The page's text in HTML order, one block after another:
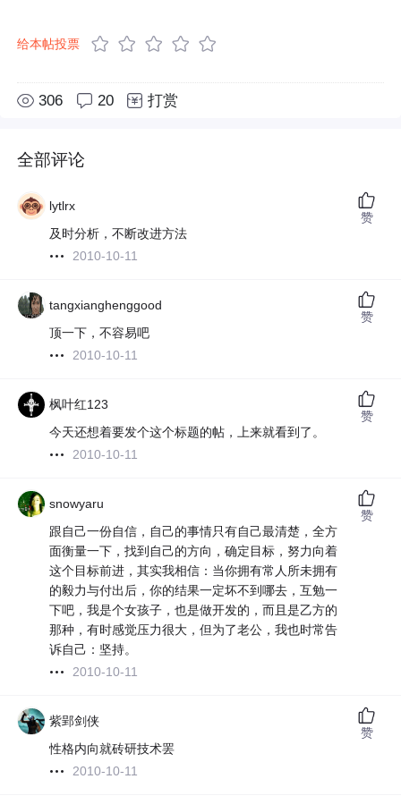
给本帖投票
306 20 打赏
全部评论
lytlrx
及时分析，不断改进方法
2010-10-11
赞
tangxianghenggood
顶一下，不容易吧
2010-10-11
赞
枫叶红123
今天还想着要发个这个标题的帖，上来就看到了。
2010-10-11
赞
snowyaru
跟自己一份自信，自己的事情只有自己最清楚，全方
面衡量一下，找到自己的方向，确定目标，努力向着
这个目标前进，其实我相信：当你拥有常人所未拥有
的毅力与付出后，你的结果一定坏不到哪去，互勉一
下吧，我是个女孩子，也是做开发的，而且是乙方的
那种，有时感觉压力很大，但为了老公，我也时常告
诉自己：坚持。
2010-10-11
赞
紫郢剑侠
性格内向就砖研技术罢
2010-10-11
赞